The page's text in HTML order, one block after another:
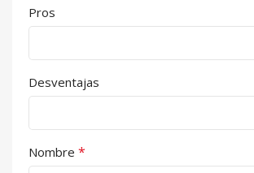
Pros
Desventajas
Nombre *